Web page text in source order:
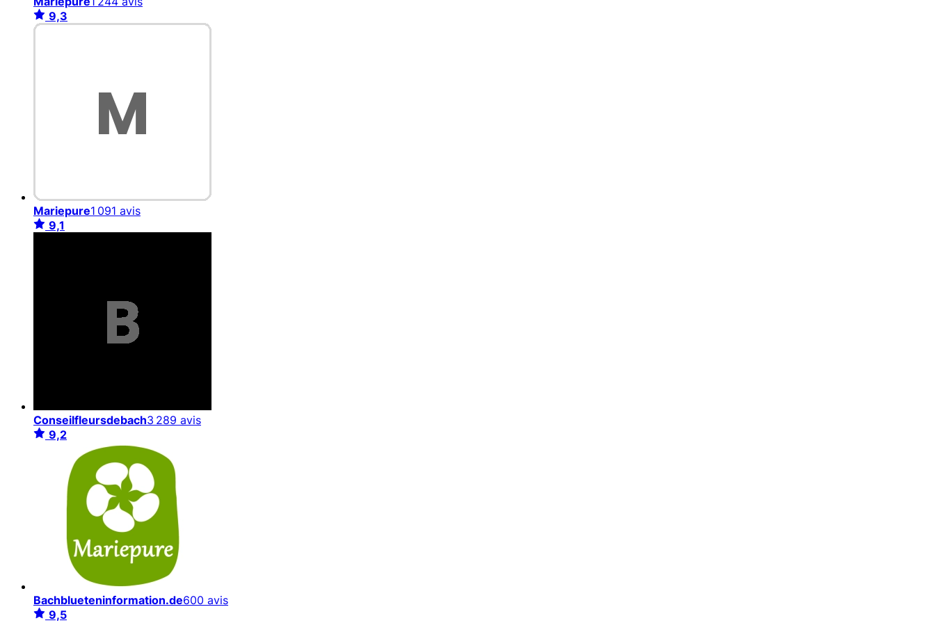
9,3
Mariepure1 091 avis
9,1
Conseilfleursdebach3 289 avis
9,2
Bachblueteninformation.de600 avis
9,5